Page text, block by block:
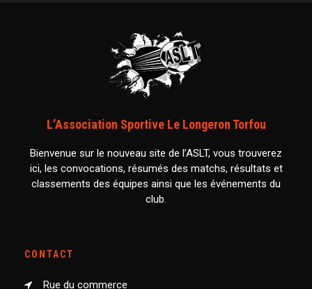
L’Association Sportive Le Longeron Torfou
Bienvenue sur le nouveau site de l’ASLT, vous trouverez
ici, les convocations, résumés des matchs, résultats et
classements des équipes ainsi que les événements du
club.
CONTACT
Rue du commerce